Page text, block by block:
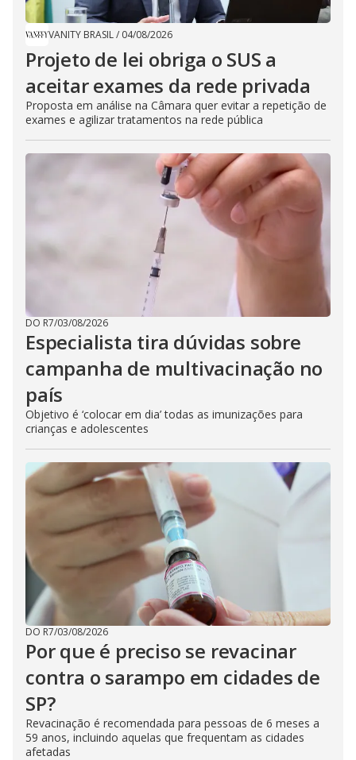
VANITY BRASIL/ 04/08/2026
Projeto de lei obriga o SUS a
aceitar exames da rede privada
Proposta em análise na Câmara quer evitar a repetição de
exames e agilizar tratamentos na rede pública
DO R7/03/08/2026
Especialista tira dúvidas sobre
campanha de multivacinação no
país
Objetivo é ‘colocar em dia’ todas as imunizações para
crianças e adolescentes
DO R7/03/08/2026
Por que é preciso se revacinar
contra o sarampo em cidades de
SP?
Revacinação é recomendada para pessoas de 6 meses a
59 anos, incluindo aquelas que frequentam as cidades
afetadas